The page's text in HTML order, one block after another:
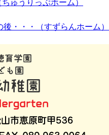
ゅうりっぷホーム）
・・・（すずらんホーム）